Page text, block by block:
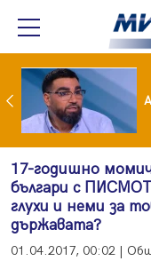
във фейсбук и инстаграм за непълнолетни
17-годишно
българи с
глухи и неми за
държавата?
01.04.2017, 00:02 |